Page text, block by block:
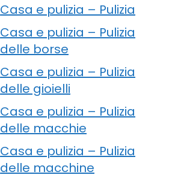
Casa e pulizia – Pulizia
Casa e pulizia – Pulizia
delle borse
Casa e pulizia – Pulizia
delle gioielli
Casa e pulizia – Pulizia
delle macchie
Casa e pulizia – Pulizia
delle macchine